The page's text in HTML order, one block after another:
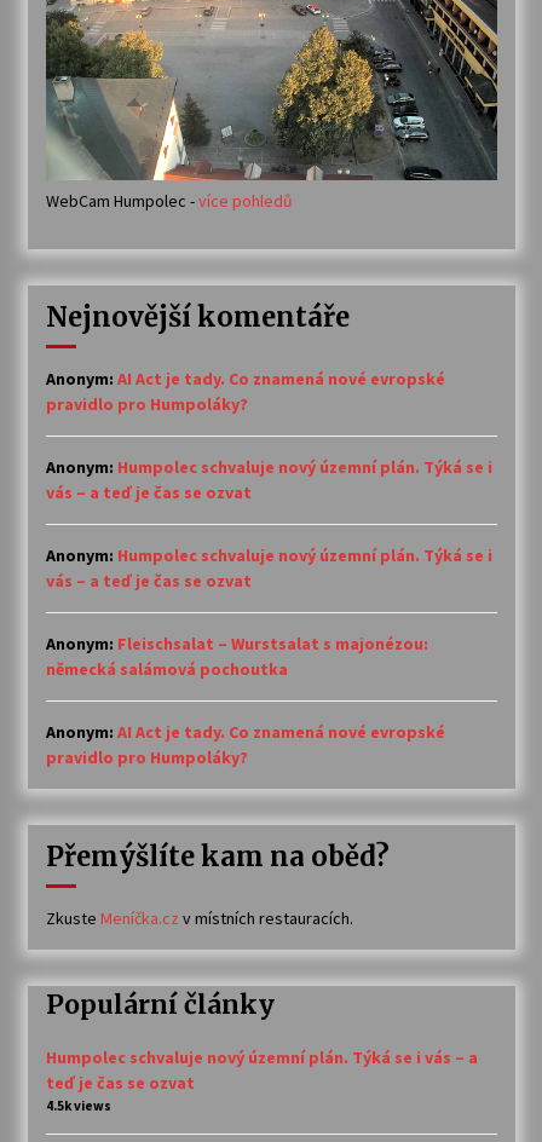
WebCam Humpolec -více pohledů
Nejnovější komentáře
Anonym: AI Act je tady. Co znamená nové evropské
pravidlo pro Humpoláky?
Anonym: Humpolec schvaluje nový územní plán. Týká se i
vás – a teď je čas se ozvat
Anonym: Humpolec schvaluje nový územní plán. Týká se i
vás – a teď je čas se ozvat
Anonym: Fleischsalat – Wurstsalat s majonézou:
německá salámová pochoutka
Anonym: AI Act je tady. Co znamená nové evropské
pravidlo pro Humpoláky?
Přemýšlíte kam na oběd?
Zkuste Meníčka.cz v místních restauracích.
Populární články
Humpolec schvaluje nový územní plán. Týká se i vás – a
teď je čas se ozvat
4.5k views